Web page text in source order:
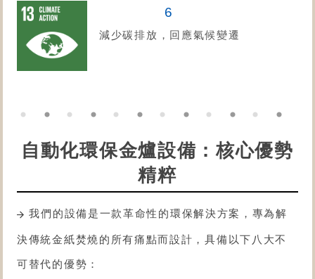
6
減少碳排放，回應氣候變遷
自動化環保金爐設備：核心優勢
精粹
我們的設備是一款革命性的環保解決方案，專為解
決傳統金紙焚燒的所有痛點而設計，具備以下八大不
可替代的優勢：